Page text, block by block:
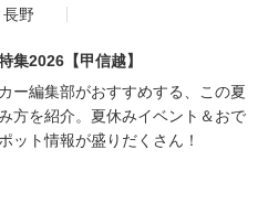
長野
集2026【甲信越】
ー編集部がおすすめする、この夏
方を紹介。夏休みイベント＆おで
ット情報が盛りだくさん！